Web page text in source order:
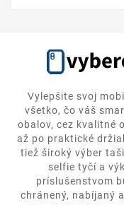
Vylepšite svoj
všetko, čo váš
obalov, cez kvalitné
až po praktické
tiež široký výber
selfie tyčí a
príslušenstvom
chránený, nabíjaný